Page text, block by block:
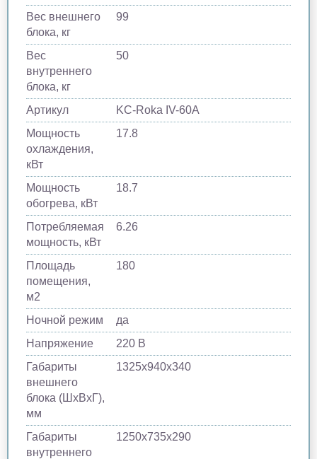
Вес внешнего
блока, кг
99
Вес
внутреннего
блока, кг
50
Артикул
KC-Roka IV-60A
Мощность
охлаждения,
кВт
17.8
Мощность
обогрева, кВт
18.7
Потребляемая
мощность, кВт
6.26
Площадь
помещения,
м2
180
Ночной режим
да
Напряжение
220 В
Габариты
внешнего
блока (ШхВхГ),
мм
1325х940х340
Габариты
внутреннего
1250х735х290